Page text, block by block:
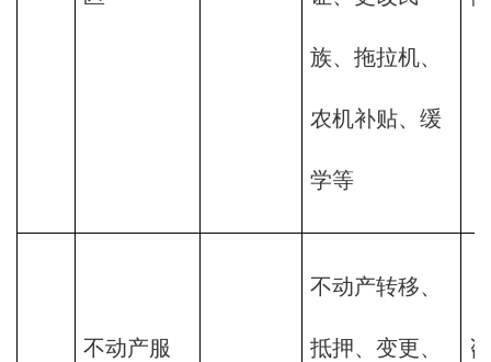
族、拖拉机、
农机补贴、缓
学等
不动产服
不动产转移、
抵押、变更、